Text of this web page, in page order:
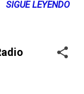
SIGUE LEYENDO